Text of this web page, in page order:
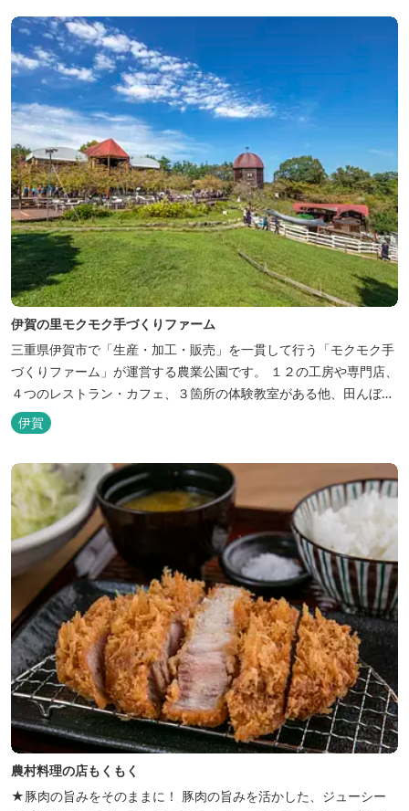
38度のぬるめの湯と42度の熱めの湯があります。ぬるめの湯はじっ
くりとゆ...
伊賀の里モクモク手づくりファーム
三重県伊賀市で「生産・加工・販売」を一貫して行う「モクモク手
づくりファーム」が運営する農業公園です。 １２の工房や専門店、
４つのレストラン・カフェ、３箇所の体験教室がある他、田んぼや
いかだ池など、「自然や農業」を身近に感じて楽しんでいただける
遊び場もあります。 園内では、ミニブタくんたちのショーを見た
り、ウインナーづくりやパンづくりなどの手づくり体験教室や、食
農体験プログラムに参加したり...
伊賀
農村料理の店もくもく
★豚肉の旨みをそのままに！ 豚肉の旨みを活かした、ジューシー